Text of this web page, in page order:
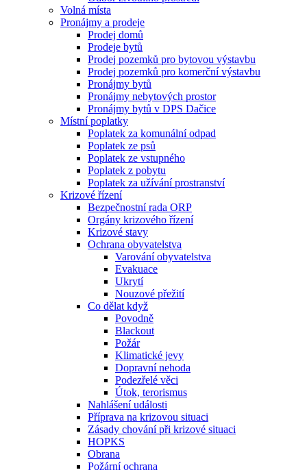
Volná místa
Pronájmy a prodeje
Prodej domů
Prodeje bytů
Prodej pozemků pro bytovou výstavbu
Prodej pozemků pro komerční výstavbu
Pronájmy bytů
Pronájmy nebytových prostor
Pronájmy bytů v DPS Dačice
Místní poplatky
Poplatek za komunální odpad
Poplatek ze psů
Poplatek ze vstupného
Poplatek z pobytu
Poplatek za užívání prostranství
Krizové řízení
Bezpečnostní rada ORP
Orgány krizového řízení
Krizové stavy
Ochrana obyvatelstva
Varování obyvatelstva
Evakuace
Ukrytí
Nouzové přežití
Co dělat když
Povodně
Blackout
Požár
Klimatické jevy
Dopravní nehoda
Podezřelé věci
Útok, terorismus
Nahlášení události
Příprava na krizovou situaci
Zásady chování při krizové situaci
HOPKS
Obrana
Požární ochrana